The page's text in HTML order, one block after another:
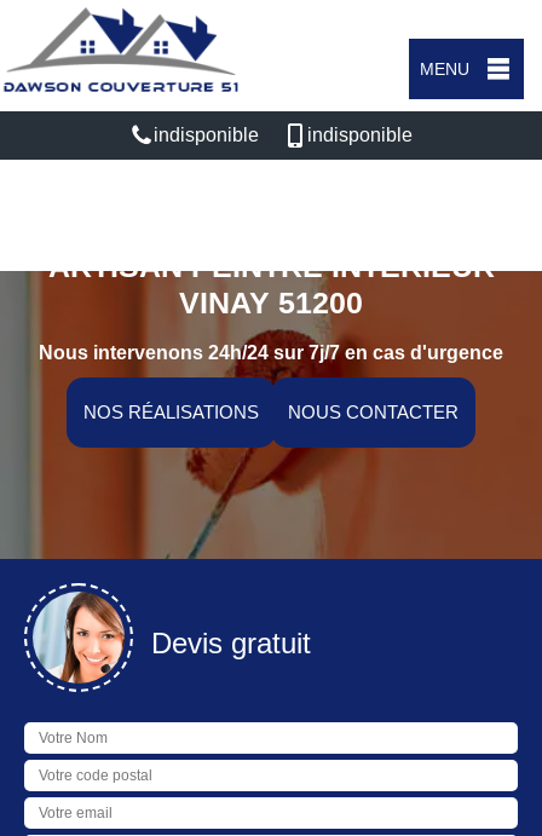
MENU
indisponible indisponible
ARTISAN PEINTRE INTÉRIEUR
VINAY 51200
Nous intervenons 24h/24 sur 7j/7 en cas d'urgence
NOS RÉALISATIONS NOUS CONTACTER
Devis gratuit